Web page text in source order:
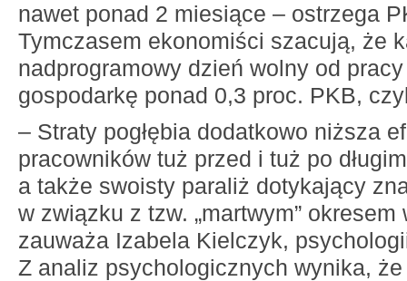
nawet ponad 2 miesiące – ostrzega
Tymczasem ekonomiści szacują, że
nadprogramowy dzień wolny od
gospodarkę ponad 0,3 proc. PKB,
– Straty pogłębia dodatkowo niższa
pracowników tuż przed i tuż po
a także swoisty paraliż dotykający
w związku z tzw. „martwym” okresem
zauważa Izabela Kielczyk,
Z analiz psychologicznych wynika,